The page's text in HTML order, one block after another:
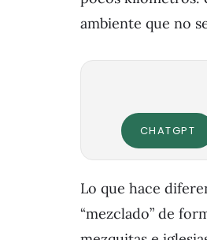
ambiente que no
CHATGPT
Lo que hace
“mezclado” de